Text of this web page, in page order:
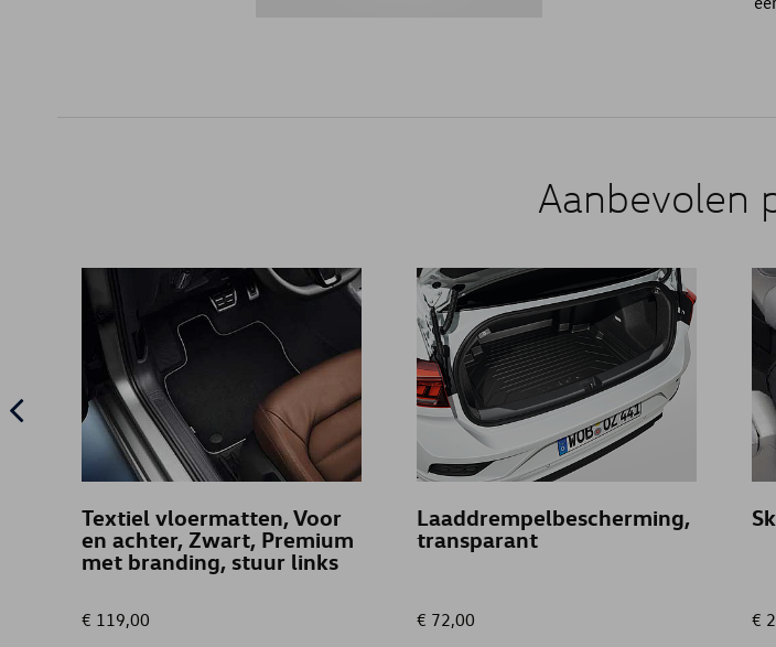
Aanbevolen
Textiel vloermatten, Voor
en achter, Zwart, Premium
met branding, stuur links
€ 119,00
Laaddrempelbescherming,
transparant
€ 72,00 €